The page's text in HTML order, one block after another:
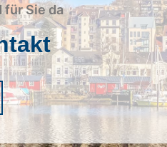
für Sie da